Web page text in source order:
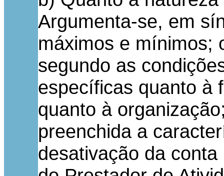
Argumenta-se, em
máximos e mínimos;
segundo as
específicas quanto à
quanto à
preenchida a
desativação da